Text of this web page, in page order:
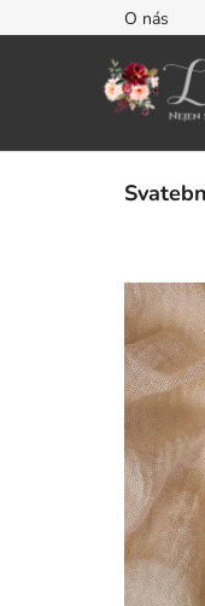
na
O nás